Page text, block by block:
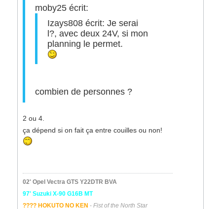
moby25 écrit:
Izays808 écrit: Je serai
l?, avec deux 24V, si mon
planning le permet.
combien de personnes ?
2 ou 4.
ça dépend si on fait ça entre couilles ou non!
02' Opel Vectra GTS Y22DTR BVA
97' Suzuki X-90 G16B MT
???? HOKUTO NO KEN - Fist of the North Star